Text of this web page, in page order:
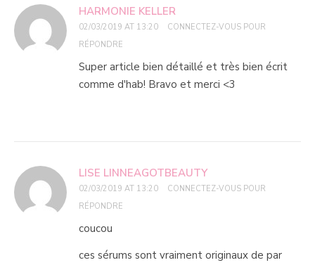
HARMONIE KELLER
02/03/2019 AT 13:20
CONNECTEZ-VOUS POUR
RÉPONDRE
Super article bien détaillé et très bien écrit
comme d'hab! Bravo et merci <3
LISE LINNEAGOTBEAUTY
02/03/2019 AT 13:20
CONNECTEZ-VOUS POUR
RÉPONDRE
coucou
ces sérums sont vraiment originaux de par